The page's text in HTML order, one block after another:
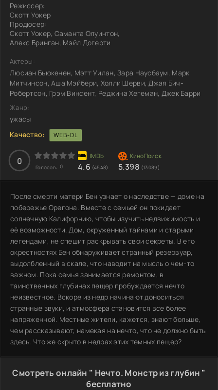
Режиссер:
Скотт Уокер
Продюсер:
Скотт Уокер, Саманта Олуинтон,
Алекс Бринган, Мэйл Догерти
Актеры:
Люсиан Бьюкенен, Мэтт Уилан, Зара Наусбаум, Марк
Митчинсон, Аша Мэйбери, Холли Шерви, Джая Бич-
Робертсон, Грэм Винсент, Реджина Хегеман, Джек Барри
Жанр:
ужасы
Качество:
WEB-DL
0
Голосов: 0 4.6 (4548) 5.398 (13089)
После смерти матери Бен узнает о наследстве — доме на
побережье Орегона. Вместе с семьей он покидает
солнечную Калифорнию, чтобы изучить недвижимость и
её возможности. Дом, окруженный тайнами и старыми
легендами, не спешит раскрывать свои секреты. В его
окрестностях Бен обнаруживает странный резервуар,
выдолбленный в скале, что наводит на мысль о чем-то
важном. Пока семья занимается ремонтом, в
таинственных глубинах пещер пробуждается нечто
неизвестное. Вскоре из недр начинают доноситься
странные звуки, и атмосфера становится все более
напряженной. Местные жители, кажется, знают больше,
чем рассказывают, намекая на нечто, что не должно быть
здесь. Что же скрыто в недрах этих темных пещер?
Смотреть онлайн " Нечто. Монстр из глубин "
бесплатно